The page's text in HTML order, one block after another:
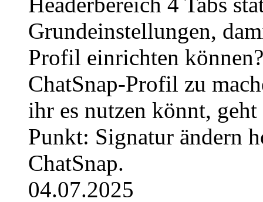
Grundeinstellungen,
Profil einrichten
ChatSnap-Profil zu
ihr es nutzen könnt,
Punkt: Signatur ändern
ChatSnap.
04.07.2025